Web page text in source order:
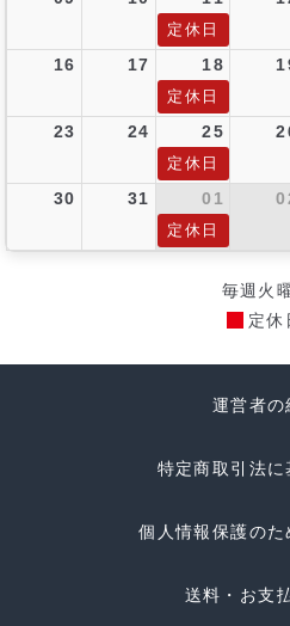
定休日
16 17 18
定休日
23 24 25
定休日
30 31 01
定休日
毎週火
定休
運営者の
特定商取引法に
個人情報保護のた
送料・お支